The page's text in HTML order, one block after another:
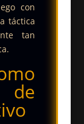
con
táctica
tan
de